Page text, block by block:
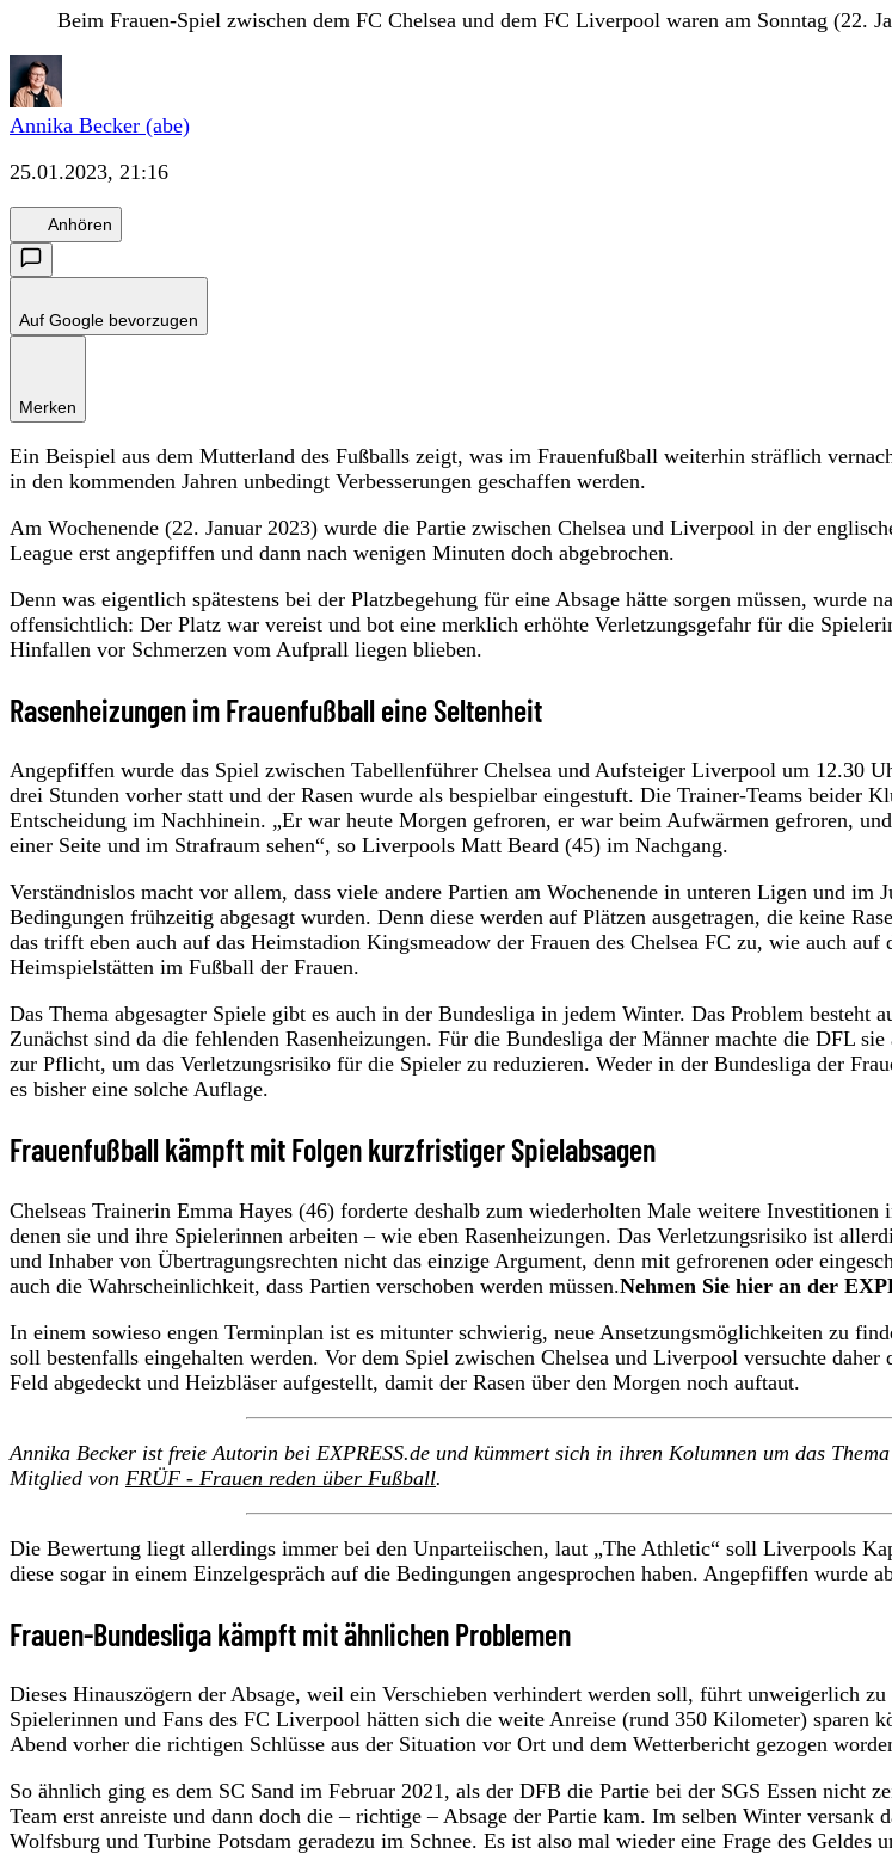
Beim Frauen-Spiel zwischen dem FC Chelsea und dem FC Liverpool waren am Sonntag (22.
Annika Becker (abe)
25.01.2023, 21:16
Anhören
Auf Google bevorzugen
Merken
Ein Beispiel aus dem Mutterland des Fußballs zeigt, was im Frauenfußball weiterhin sträflich
in den kommenden Jahren unbedingt Verbesserungen geschaffen werden.
Am Wochenende (22. Januar 2023) wurde die Partie zwischen Chelsea und Liverpool in der
League erst angepfiffen und dann nach wenigen Minuten doch abgebrochen.
Denn was eigentlich spätestens bei der Platzbegehung für eine Absage hätte sorgen müssen, wurde
offensichtlich: Der Platz war vereist und bot eine merklich erhöhte Verletzungsgefahr für die
Hinfallen vor Schmerzen vom Aufprall liegen blieben.
Rasenheizungen im Frauenfußball eine Seltenheit
Angepfiffen wurde das Spiel zwischen Tabellenführer Chelsea und Aufsteiger Liverpool um 12.30
drei Stunden vorher statt und der Rasen wurde als bespielbar eingestuft. Die Trainer-Teams beider
Entscheidung im Nachhinein. „Er war heute Morgen gefroren, er war beim Aufwärmen gefroren,
einer Seite und im Strafraum sehen“, so Liverpools Matt Beard (45) im Nachgang.
Verständnislos macht vor allem, dass viele andere Partien am Wochenende in unteren Ligen und im
Bedingungen frühzeitig abgesagt wurden. Denn diese werden auf Plätzen ausgetragen, die keine
das trifft eben auch auf das Heimstadion Kingsmeadow der Frauen des Chelsea FC zu, wie auch auf
Heimspielstätten im Fußball der Frauen.
Das Thema abgesagter Spiele gibt es auch in der Bundesliga in jedem Winter. Das Problem besteht
Zunächst sind da die fehlenden Rasenheizungen. Für die Bundesliga der Männer machte die DFL sie
zur Pflicht, um das Verletzungsrisiko für die Spieler zu reduzieren. Weder in der Bundesliga der
es bisher eine solche Auflage.
Frauenfußball kämpft mit Folgen kurzfristiger Spielabsagen
Chelseas Trainerin Emma Hayes (46) forderte deshalb zum wiederholten Male weitere Investitionen
denen sie und ihre Spielerinnen arbeiten – wie eben Rasenheizungen. Das Verletzungsrisiko ist
und Inhaber von Übertragungsrechten nicht das einzige Argument, denn mit gefrorenen oder
auch die Wahrscheinlichkeit, dass Partien verschoben werden müssen.Nehmen Sie hier an der
In einem sowieso engen Terminplan ist es mitunter schwierig, neue Ansetzungsmöglichkeiten zu
soll bestenfalls eingehalten werden. Vor dem Spiel zwischen Chelsea und Liverpool versuchte daher
Feld abgedeckt und Heizbläser aufgestellt, damit der Rasen über den Morgen noch auftaut.
Annika Becker ist freie Autorin bei EXPRESS.de und kümmert sich in ihren Kolumnen um das Thema
Mitglied von FRÜF - Frauen reden über Fußball.
Die Bewertung liegt allerdings immer bei den Unparteiischen, laut „The Athletic“ soll Liverpools
diese sogar in einem Einzelgespräch auf die Bedingungen angesprochen haben. Angepfiffen wurde
Frauen-Bundesliga kämpft mit ähnlichen Problemen
Dieses Hinauszögern der Absage, weil ein Verschieben verhindert werden soll, führt unweigerlich
Spielerinnen und Fans des FC Liverpool hätten sich die weite Anreise (rund 350 Kilometer) sparen
Abend vorher die richtigen Schlüsse aus der Situation vor Ort und dem Wetterbericht gezogen
So ähnlich ging es dem SC Sand im Februar 2021, als der DFB die Partie bei der SGS Essen nicht
Team erst anreiste und dann doch die – richtige – Absage der Partie kam. Im selben Winter versank
Wolfsburg und Turbine Potsdam geradezu im Schnee. Es ist also mal wieder eine Frage des Geldes